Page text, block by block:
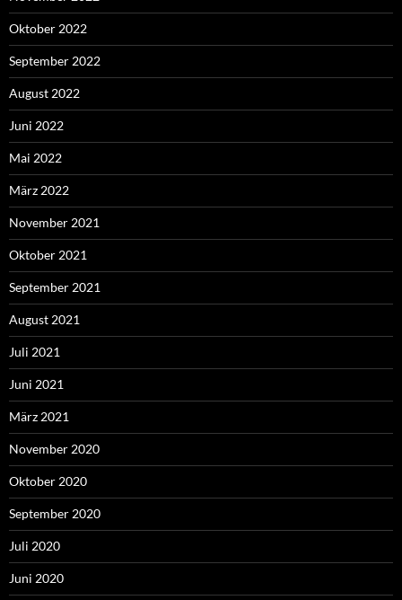
Oktober 2022
September 2022
August 2022
Juni 2022
Mai 2022
März 2022
November 2021
Oktober 2021
September 2021
August 2021
Juli 2021
Juni 2021
März 2021
November 2020
Oktober 2020
September 2020
Juli 2020
Juni 2020